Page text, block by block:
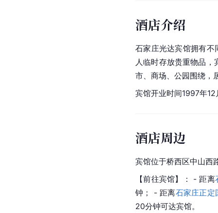
酒店介绍
石家庄光达宾馆拥有不
人临时存放贵重物品
市、商场、公园围绕，
宾馆开业时间1997年
酒店周边
宾馆位于桥西区中山西
【前往宾馆】： - 距离
钟； - 距离石家庄正定
20分钟可达宾馆。